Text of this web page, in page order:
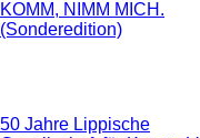
KOMM, NIMM MICH.
(Sonderedition)
50 Jahre Lippische